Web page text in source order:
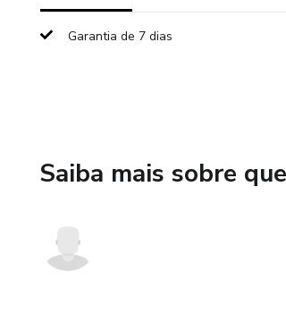
Garantia de 7 dias
Saiba mais sobre